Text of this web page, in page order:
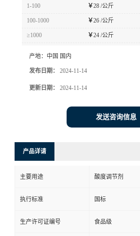
1-100 ￥28 /公斤
100-1000 ￥26 /公斤
≥1000 ￥24 /公斤
产地： 中国 国内
发布日期： 2024-11-14
更新日期： 2024-11-14
发送咨询信息
产品详请
主要用途 酸度调节剂
执行标准 国标
生产许可证编号 食品级